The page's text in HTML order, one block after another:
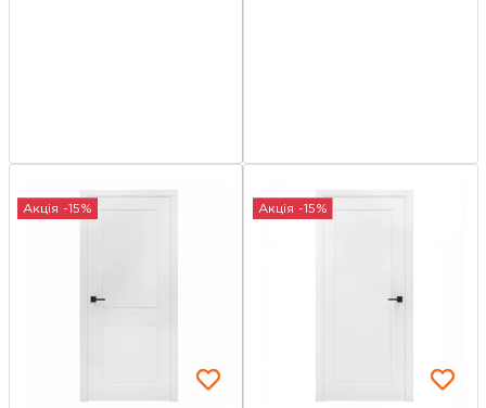
Акція -15% Акція -15%